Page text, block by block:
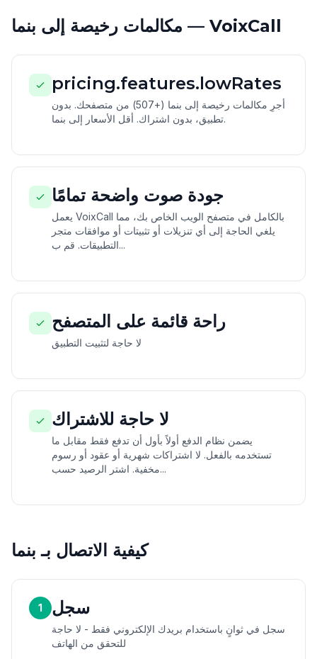
مكالمات رخيصة إلى بنما — VoixCall
pricing.features.lowRates
أجرِ مكالمات رخيصة إلى بنما (+507) من متصفحك. بدون
تطبيق، بدون اشتراك. أقل الأسعار إلى بنما.
جودة صوت واضحة تمامًا
يعمل VoixCall بالكامل في متصفح الويب الخاص بك، مما
يلغي الحاجة إلى أي تنزيلات أو تثبيتات أو موافقات متجر
التطبيقات. قم ب...
راحة قائمة على المتصفح
لا حاجة لتثبيت التطبيق
لا حاجة للاشتراك
يضمن نظام الدفع أولاً بأول أن تدفع فقط مقابل ما
تستخدمه بالفعل. لا اشتراكات شهرية أو عقود أو رسوم
مخفية. اشتر الرصيد حسب...
كيفية الاتصال بـ بنما
1 سجل
سجل في ثوانٍ باستخدام بريدك الإلكتروني فقط - لا حاجة
للتحقق من الهاتف